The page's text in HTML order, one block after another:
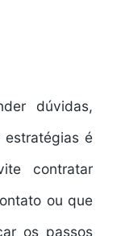
dúvidas,
estratégias é
contratar
ou que
os passos